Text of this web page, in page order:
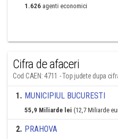
1.626 agenti economici
Cifra de afaceri
Cod CAEN: 4711 - Top judete dupa
1. MUNICIPIUL BUCURESTI
55,9 Miliarde lei (12,7 Miliarde
2. PRAHOVA